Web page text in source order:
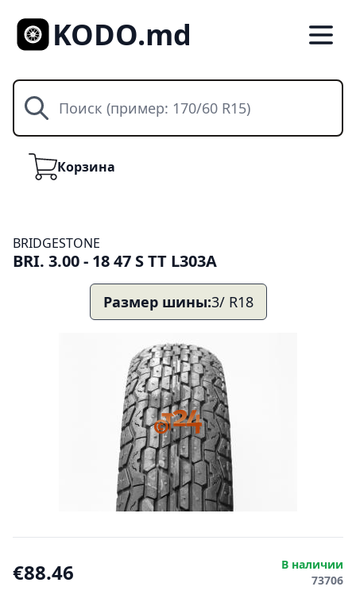
KODO.md
Поиск
КорзинаКорзина
BRIDGESTONE
BRI. 3.00 - 18 47 S TT L303A
Размер шины:3/ R18
€88.46
В наличии
73706